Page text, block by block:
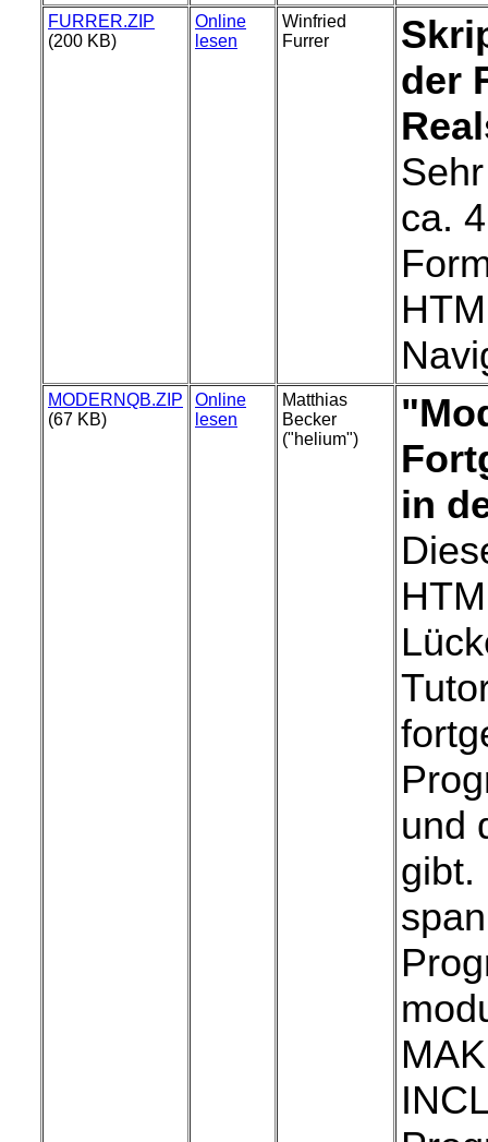
FURRER.ZIP
(200 KB)
Online
lesen
Winfried
Furrer
der
ca.
MODERNQB.ZIP
(67 KB)
Online
lesen
Matthias
Becker
("helium")
in
und
gibt.